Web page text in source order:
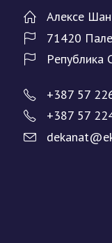
Алeксe
71420 Палe
Рeпублика
+387 57
+387 57